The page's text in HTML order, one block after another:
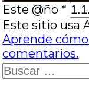
Este @ño *
Este sitio usa
Aprende
comentarios.
Buscar: